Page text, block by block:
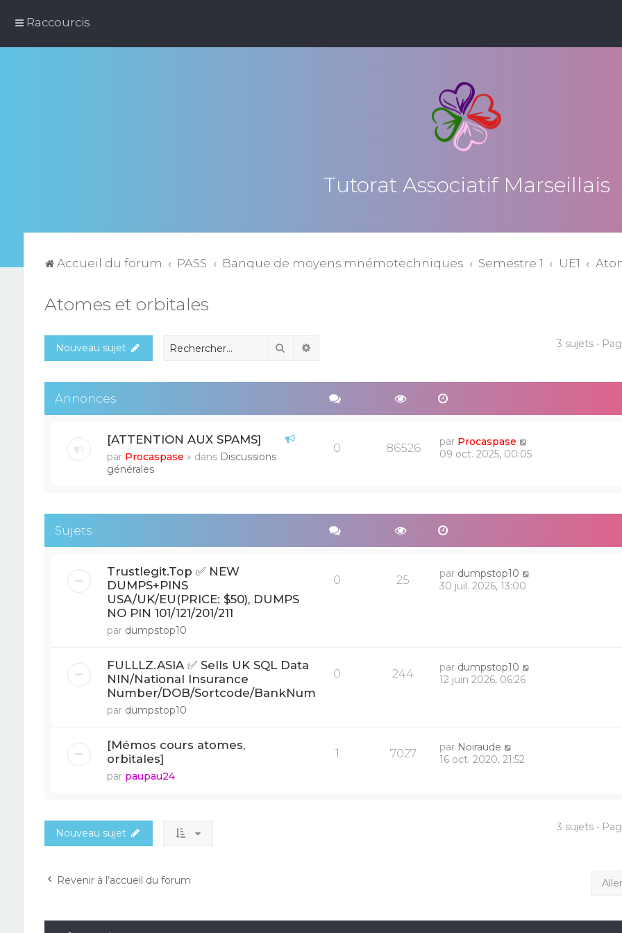
Raccourcis
Tutorat Associatif Marseillais
Accueil du forum PASS Banque de moyens mnémotechniques Semestre 1 UE1
Atomes et orbitales
Nouveau sujet Rechercher 3 sujets •
Annonces
[ATTENTION AUX SPAMS]
par Procaspase » dans Discussions
générales
0 86526 par Procaspase
09 oct. 2025, 00:05
Sujets
Trustlegit.Top ✅ NEW
DUMPS+PINS
USA/UK/EU(PRICE: $50), DUMPS
NO PIN 101/121/201/211
par dumpstop10
0 25 par dumpstop10
30 juil. 2026, 13:00
FULLLZ.ASIA ✅ Sells UK SQL Data
NIN/National Insurance
Number/DOB/Sortcode/BankNum
par dumpstop10
0 244 par dumpstop10
12 juin 2026, 06:26
[Mémos cours atomes,
orbitales]
par paupau24
1 7027 par Noiraude
16 oct. 2020, 21:52
Nouveau sujet 3 sujets •
Revenir à l’accueil du forum Aller